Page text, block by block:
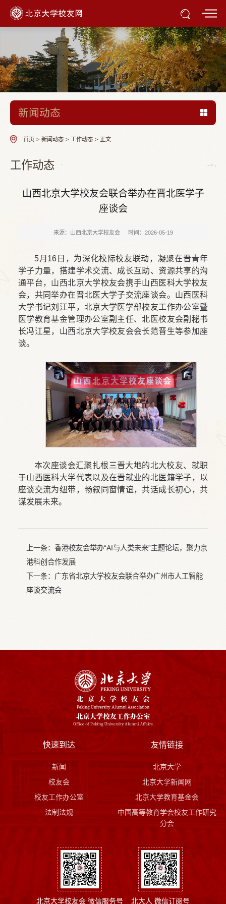
新闻动态
首页 > 新闻动态 > 工作动态 > 正文
工作动态
山西北京大学校友会联合举办在晋北医学子
座谈会
来源：山西北京大学校友会 时间：2026-05-19
5月16日，为深化校际校友联动，凝聚在晋青年
学子力量，搭建学术交流、成长互助、资源共享的沟
通平台，山西北京大学校友会携手山西医科大学校友
会，共同举办在晋北医大学子交流座谈会。山西医科
大学书记刘江平，北京大学医学部校友工作办公室暨
医学教育基金管理办公室副主任、北医校友会副秘书
长冯江星，山西北京大学校友会会长范晋生等参加座
谈。
本次座谈会汇聚扎根三晋大地的北大校友、就职
于山西医科大学代表以及在晋就业的北医籍学子，以
座谈交流为纽带，畅叙同窗情谊，共话成长初心，共
谋发展未来。
上一条： 香港校友会举办“AI与人类未来”主题论坛，聚力京
港科创合作发展
下一条： 广东省北京大学校友会联合举办广州市人工智能
座谈交流会
快速到达
新闻
校友会
校友工作办公室
法制法规
友情链接
北京大学
北京大学新闻网
北京大学教育基金会
中国高等教育学会校友工作研究
分会
北京大学校友会 微信服务号 北大人 微信订阅号